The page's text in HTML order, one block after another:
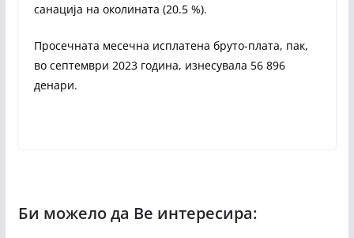
санација на околината (20.5 %).
Просечната месечна исплатена бруто-плата, пак,
во септември 2023 година, изнесувала 56 896
денари.